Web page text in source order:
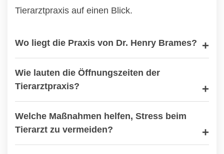
Tierarztpraxis auf einen Blick.
Wo liegt die Praxis von Dr. Henry Brames?
Wie lauten die Öffnungszeiten der
Tierarztpraxis?
Welche Maßnahmen helfen, Stress beim
Tierarzt zu vermeiden?